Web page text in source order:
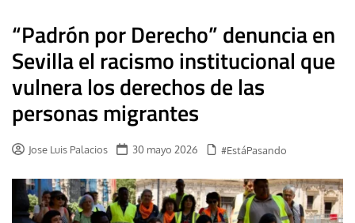
“Padrón por Derecho” denuncia en
Sevilla el racismo institucional que
vulnera los derechos de las
personas migrantes
Jose Luis Palacios 30 mayo 2026 #EstáPasando